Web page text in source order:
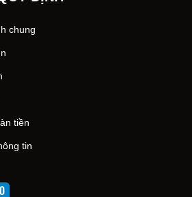
chung
tiền
tin